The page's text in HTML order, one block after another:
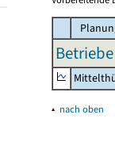
▴ nach oben